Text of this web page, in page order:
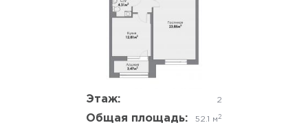
Этаж: 2
Общая площадь: 52.1 м 2
Да, удалить